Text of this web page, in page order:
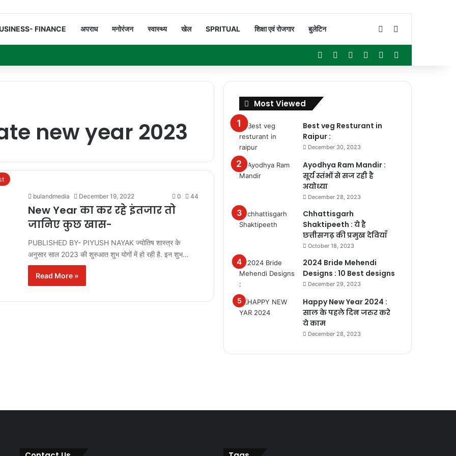
FINANCE अपराध मनोरंजन स्वास्थ्य खेल SPRITUAL शिक्षा एवं रोजगार बुलेटिन Switch skin
Facebook YouTubeInstagramWhatsApp
new year 2023
bulandmedia December 19, 2022 0 44
New Year का कर रहे इंतजार तो
जानिए कुछ खास-
PUBLISHED BY- PIYUSH NAYAK ज्योतिष शास्त्र के
अनुसार साल 2023 की शुरुआत शुभ योगों में हो रही है. इन शुभ…
Read More »
Most Viewed
Best veg Resturant in
Raipur :
December 30, 2023
Ayodhya Ram Mandir :
सूर्य स्तंभों से सज रही है
अयोध्या
December 28, 2023
Chhattisgarh
Shaktipeeth : ये है
छत्तीसगढ़ की प्रमुख देवियाँ
October 18, 2023
2024 Bride Mehendi
Designs : 10 Best designs
December 29, 2023
Happy New Year 2024 :
साल के पहले दिन जरुर करे
ये काम
December 28, 2023